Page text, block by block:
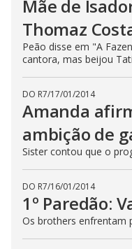
Mãe de
Thomaz
Peão disse em "A
cantora, mas beijou
DO R7/17/01/2014
Amanda
ambição de
Sister contou que o
DO R7/16/01/2014
1º Paredão:
Os brothers enfrentam